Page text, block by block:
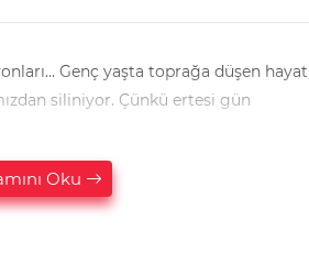
Genç yaşta toprağa düşen
siliniyor. Çünkü ertesi gün
Oku